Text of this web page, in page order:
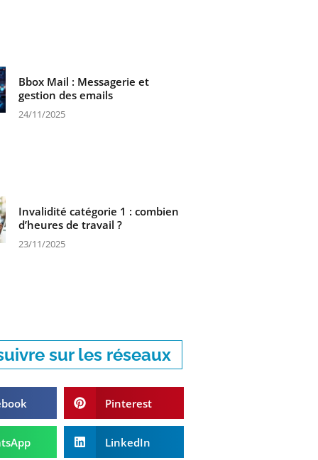
Bbox Mail : Messagerie et
gestion des emails
24/11/2025
Invalidité catégorie 1 : combien
d’heures de travail ?
23/11/2025
sur les réseaux
Pinterest
LinkedIn